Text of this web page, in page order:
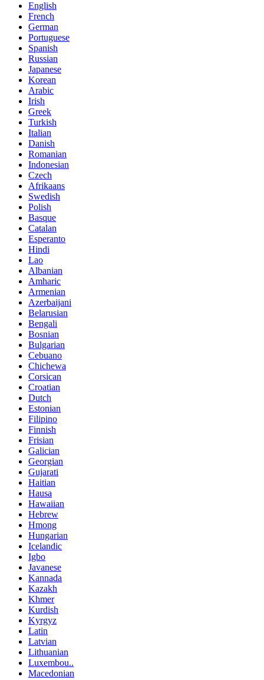
English
French
German
Portuguese
Spanish
Russian
Japanese
Korean
Arabic
Irish
Greek
Turkish
Italian
Danish
Romanian
Indonesian
Czech
Afrikaans
Swedish
Polish
Basque
Catalan
Esperanto
Hindi
Lao
Albanian
Amharic
Armenian
Azerbaijani
Belarusian
Bengali
Bosnian
Bulgarian
Cebuano
Chichewa
Corsican
Croatian
Dutch
Estonian
Filipino
Finnish
Frisian
Galician
Georgian
Gujarati
Haitian
Hausa
Hawaiian
Hebrew
Hmong
Hungarian
Icelandic
Igbo
Javanese
Kannada
Kazakh
Khmer
Kurdish
Kyrgyz
Latin
Latvian
Lithuanian
Luxembou..
Macedonian